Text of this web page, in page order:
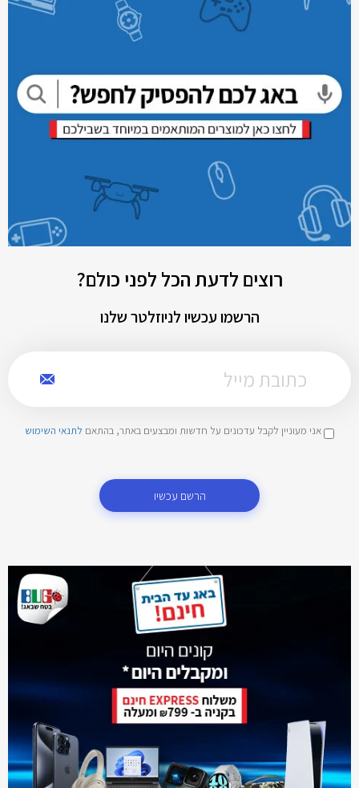
רוצים לדעת הכל לפני כולם?
הרשמו עכשיו לניוזלטר שלנו
אני מעוניין לקבל עדכונים על חדשות ומבצעים באתר, בהתאם לתנאי השימוש
הרשם עכשיו